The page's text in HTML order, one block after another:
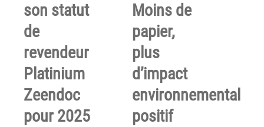
son statut
de
revendeur
Platinium
Zeendoc
pour 2025
Moins de
papier,
plus
d’impact
environnemental
positif